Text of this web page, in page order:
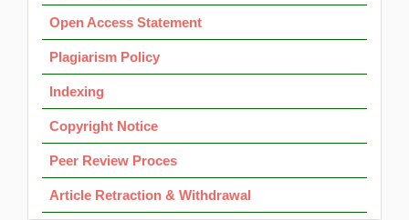
Open Access Statement
Plagiarism Policy
Indexing
Copyright Notice
Peer Review Proces
Article Retraction & Withdrawal